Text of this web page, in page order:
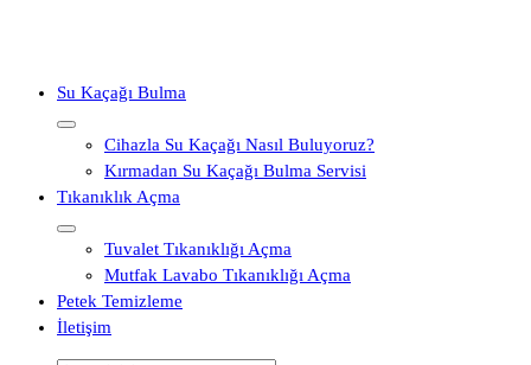
Su Kaçağı Bulma
Cihazla Su Kaçağı Nasıl Buluyoruz?
Kırmadan Su Kaçağı Bulma Servisi
Tıkanıklık Açma
Tuvalet Tıkanıklığı Açma
Mutfak Lavabo Tıkanıklığı Açma
Petek Temizleme
İletişim